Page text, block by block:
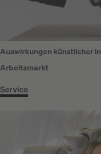
Auswirkungen künstlicher
Arbeitsmarkt
Service